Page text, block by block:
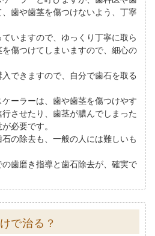
歯や歯茎を傷つけないよう、丁寧
いますので、ゆっくり丁寧に取ら
傷つけてしまいますので、細心の
できますので、自分で歯石を取る
ーラーは、歯や歯茎を傷つけやす
させたり、歯茎が膿んでしまった
必要です。
の除去も、一般の人には難しいも
歯磨き指導と歯石除去が、確実で
で治る？